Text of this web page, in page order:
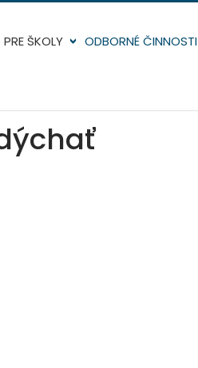
PRE ŠKOLY
ODBORNÉ ČINNOSTI